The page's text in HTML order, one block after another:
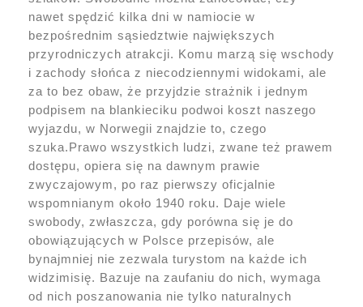
nawet spędzić kilka dni w namiocie w
bezpośrednim sąsiedztwie największych
przyrodniczych atrakcji. Komu marzą się wschody
i zachody słońca z niecodziennymi widokami, ale
za to bez obaw, że przyjdzie strażnik i jednym
podpisem na blankieciku podwoi koszt naszego
wyjazdu, w Norwegii znajdzie to, czego
szuka. Prawo wszystkich ludzi, zwane też prawem
dostępu, opiera się na dawnym prawie
zwyczajowym, po raz pierwszy oficjalnie
wspomnianym około 1940 roku. Daje wiele
swobody, zwłaszcza, gdy porówna się je do
obowiązujących w Polsce przepisów, ale
bynajmniej nie zezwala turystom na każde ich
widzimisię. Bazuje na zaufaniu do nich, wymaga
od nich poszanowania nie tylko naturalnych